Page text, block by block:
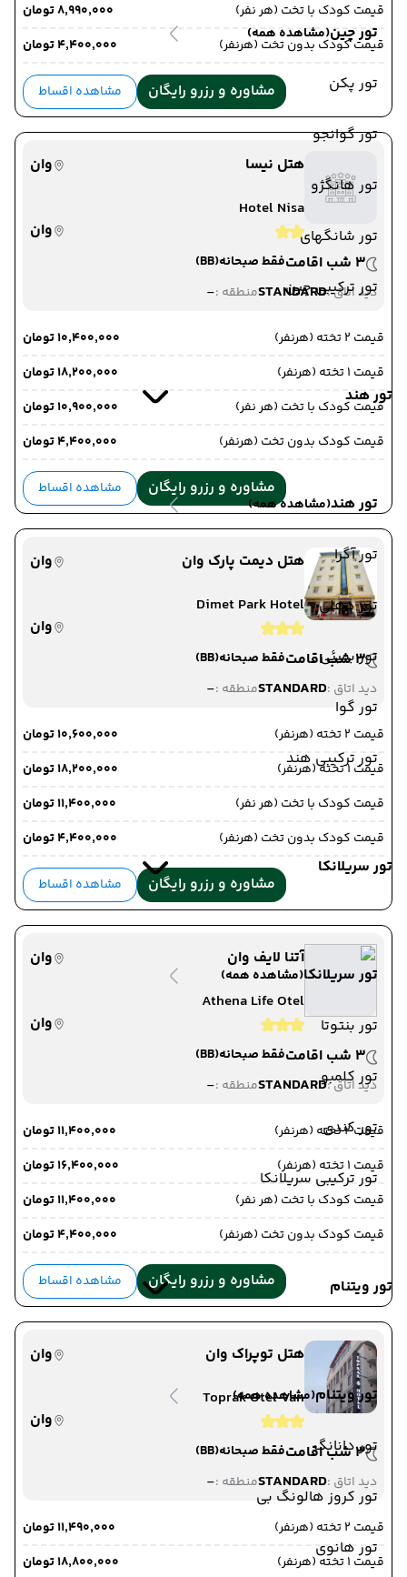
تور چین(مشاهده همه)
تور پکن
تور گوانجو
تور هانگژو
تور شانگهای
تور ترکیبی چین
تور هند
تور هند(مشاهده همه)
تور آگرا
تور دهلی
تور بمبئی
تور گوا
تور ترکیبی هند
تور سریلانکا
تور سریلانکا(مشاهده همه)
تور بنتوتا
تور کلمبو
تور کندی
تور ترکیبی سریلانکا
تور ویتنام
تور ویتنام(مشاهده همه)
تور دانانگ
تور کروز هالونگ بی
تور هانوی
به خوی , خوی
مدت پرواز : 01:00
ترانسفر
زمینی
(22 خرداد 1405 ساعت :
00:00)
خوی
تهران
تهران
22 خرداد 1405
از خوی , خوی
ترانسفر زمینی
به تهران ,
مدت پرواز : 09:00
ترانسفر
زمینی
وان 12:00)
وان
مرز رازی
مرز رازی
ساعت : 12:00
ترانسفر زمینی
به مرز رازی ,مرز رازی
مدت پرواز : 01:00
قیمت کودک با تخت (هر نفر)
۸٬۹۹۰٬۰۰۰ تومان
قیمت کودک بدون تخت (هرنفر)
۴٬۴۰۰٬۰۰۰ تومان
مشاوره و رزرو رایگان مشاهده اقساط
هتل نیسا
وان
Hotel Nisa
وان
3 شب اقامت
فقط صبحانه(BB)
دید اتاق :STANDARDمنطقه :-
قیمت 2 تخته (هرنفر)
۱۰٬۴۰۰٬۰۰۰ تومان
قیمت 1 تخته (هرنفر)
۱۸٬۲۰۰٬۰۰۰ تومان
قیمت کودک با تخت (هر نفر)
۱۰٬۹۰۰٬۰۰۰ تومان
قیمت کودک بدون تخت (هرنفر)
۴٬۴۰۰٬۰۰۰ تومان
مشاوره و رزرو رایگان مشاهده اقساط
هتل دیمت پارک وان
وان
Dimet Park Hotel
وان
3 شب اقامت
فقط صبحانه(BB)
دید اتاق :STANDARDمنطقه :-
قیمت 2 تخته (هرنفر)
۱۰٬۶۰۰٬۰۰۰ تومان
قیمت 1 تخته (هرنفر)
۱۸٬۲۰۰٬۰۰۰ تومان
قیمت کودک با تخت (هر نفر)
۱۱٬۴۰۰٬۰۰۰ تومان
قیمت کودک بدون تخت (هرنفر)
۴٬۴۰۰٬۰۰۰ تومان
مشاوره و رزرو رایگان مشاهده اقساط
آتنا لایف وان
وان
Athena Life Otel
وان
3 شب اقامت
فقط صبحانه(BB)
دید اتاق :STANDARDمنطقه :-
قیمت 2 تخته (هرنفر)
۱۱٬۴۰۰٬۰۰۰ تومان
قیمت 1 تخته (هرنفر)
۱۶٬۴۰۰٬۰۰۰ تومان
قیمت کودک با تخت (هر نفر)
۱۱٬۴۰۰٬۰۰۰ تومان
قیمت کودک بدون تخت (هرنفر)
۴٬۴۰۰٬۰۰۰ تومان
مشاوره و رزرو رایگان مشاهده اقساط
هتل توپراک وان
وان
Toprak Otel Van
وان
3 شب اقامت
فقط صبحانه(BB)
دید اتاق :STANDARDمنطقه :-
قیمت 2 تخته (هرنفر)
۱۱٬۴۹۰٬۰۰۰ تومان
قیمت 1 تخته (هرنفر)
۱۸٬۸۰۰٬۰۰۰ تومان